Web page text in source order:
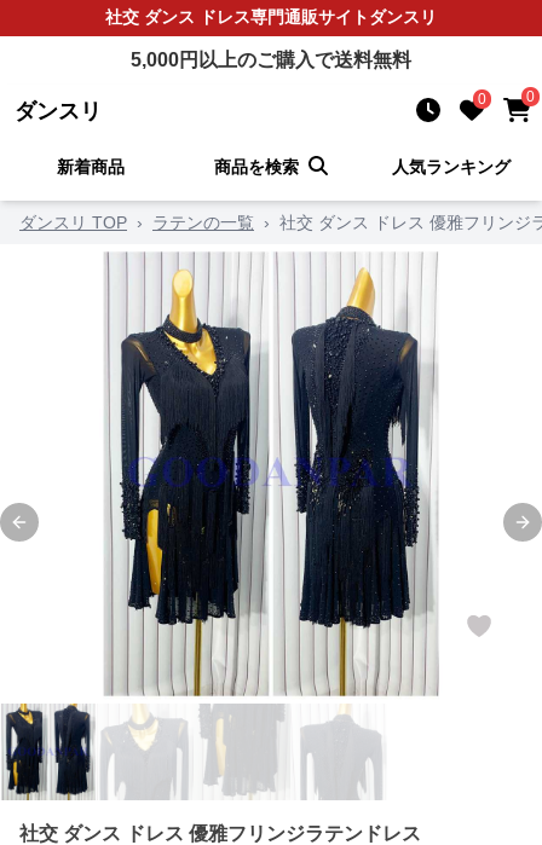
社交 ダンス ドレス専門通販サイトダンスリ
5,000円以上のご購入で送料無料
ダンスリ 0 0
新着商品 商品を検索 人気ランキング
ダンスリ TOP › ラテンの一覧 › 社交 ダンス ドレス 優雅フリンジ
Previous slide
社交 ダンス ドレス 優雅フリンジラテンドレス